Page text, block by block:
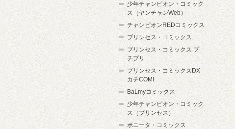
少年チャンピオン・コミック
ス（ヤンチャンWeb）
チャンピオンREDコミックス
プリンセス・コミックス
プリンセス・コミックス プ
チプリ
プリンセス・コミックスDX
カチCOMI
BaLmyコミックス
少年チャンピオン・コミック
ス（プリンセス）
ボニータ・コミックス